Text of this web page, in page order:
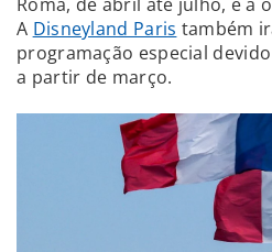
A Disneyland Paris também
programação especial
a partir de março.